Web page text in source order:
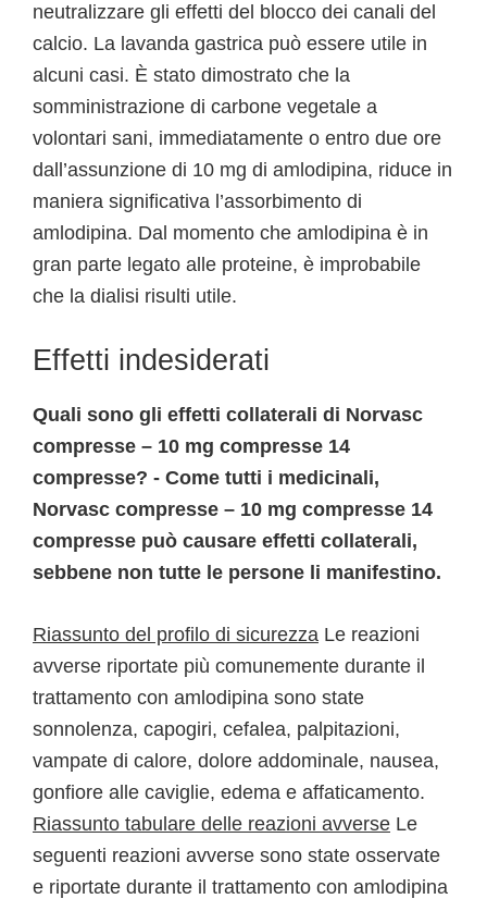
neutralizzare gli effetti del blocco dei canali del
calcio. La lavanda gastrica può essere utile in
alcuni casi. È stato dimostrato che la
somministrazione di carbone vegetale a
volontari sani, immediatamente o entro due ore
dall’assunzione di 10 mg di amlodipina, riduce in
maniera significativa l’assorbimento di
amlodipina. Dal momento che amlodipina è in
gran parte legato alle proteine, è improbabile
che la dialisi risulti utile.
Effetti indesiderati
Quali sono gli effetti collaterali di Norvasc
compresse – 10 mg compresse 14
compresse? - Come tutti i medicinali,
Norvasc compresse – 10 mg compresse 14
compresse può causare effetti collaterali,
sebbene non tutte le persone li manifestino.
Riassunto del profilo di sicurezza Le reazioni
avverse riportate più comunemente durante il
trattamento con amlodipina sono state
sonnolenza, capogiri, cefalea, palpitazioni,
vampate di calore, dolore addominale, nausea,
gonfiore alle caviglie, edema e affaticamento.
Riassunto tabulare delle reazioni avverse Le
seguenti reazioni avverse sono state osservate
e riportate durante il trattamento con amlodipina